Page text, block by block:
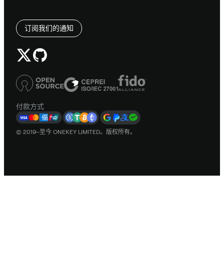
订阅我们的通知
付款方式
© 2019–至今 ONEKEY LIMITED。版权所有。